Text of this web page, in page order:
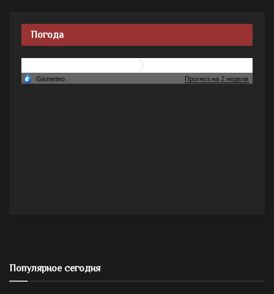
Погода
Популярное сегодня